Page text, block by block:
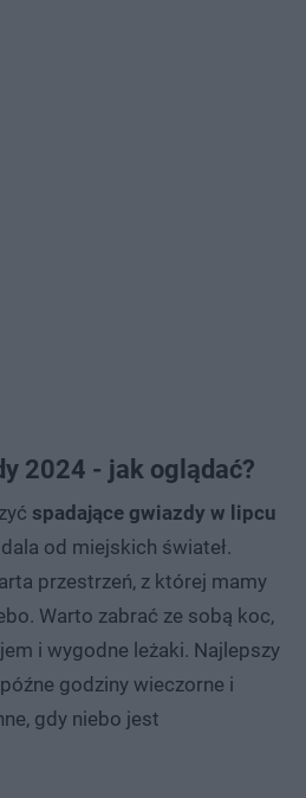
2024 - jak oglądać?
spadające gwiazdy w lipcu
od miejskich świateł.
przestrzeń, z której mamy
Warto zabrać ze sobą koc,
i wygodne leżaki. Najlepszy
godziny wieczorne i
gdy niebo jest